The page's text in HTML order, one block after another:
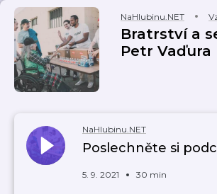
NaHlubinu.NET
Bratrství a
Petr Vaďura
NaHlubinu.NET
Poslechněte si
5. 9. 2021 30 min